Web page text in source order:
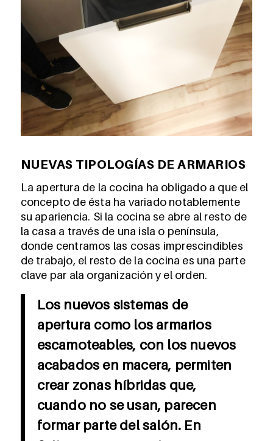
NUEVAS TIPOLOGÍAS DE ARMARIOS
La apertura de la cocina ha obligado a que el
concepto de ésta ha variado notablemente
su apariencia. Si la cocina se abre al resto de
la casa a través de una isla o península,
donde centramos las cosas imprescindibles
de trabajo, el resto de la cocina es una parte
clave par ala organización y el orden.
Los nuevos sistemas de
apertura como los armarios
escamoteables, con los nuevos
acabados en macera, permiten
crear zonas híbridas que,
cuando no se usan, parecen
formar parte del salón. En